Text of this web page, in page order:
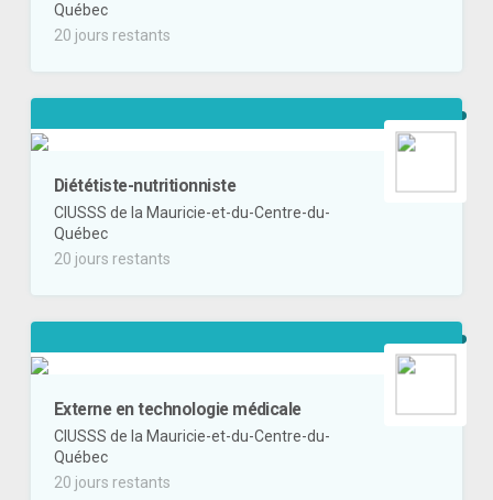
Québec
20 jours restants
Diététiste-nutritionniste
CIUSSS de la Mauricie-et-du-Centre-du-
Québec
20 jours restants
Externe en technologie médicale
CIUSSS de la Mauricie-et-du-Centre-du-
Québec
20 jours restants